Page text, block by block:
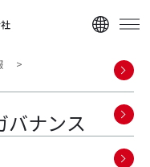
バナンス